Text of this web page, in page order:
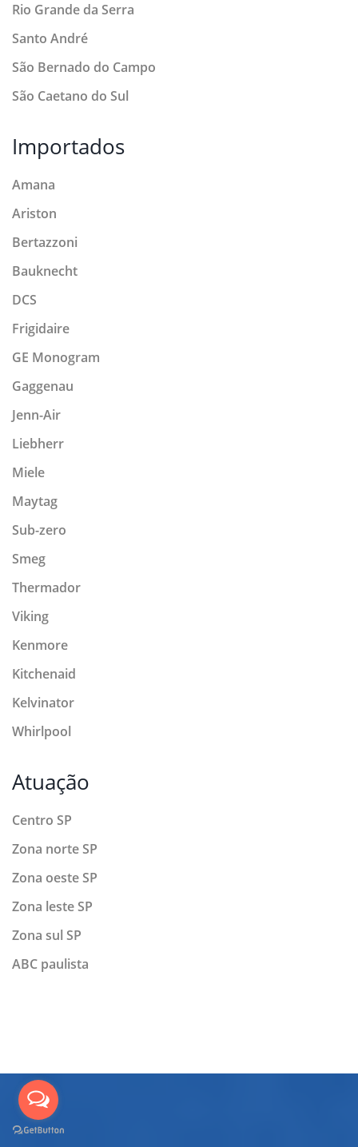
Rio Grande da Serra
Santo André
São Bernado do Campo
São Caetano do Sul
Importados
Amana
Ariston
Bertazzoni
Bauknecht
DCS
Frigidaire
GE Monogram
Gaggenau
Jenn-Air
Liebherr
Miele
Maytag
Sub-zero
Smeg
Thermador
Viking
Kenmore
Kitchenaid
Kelvinator
Whirlpool
Atuação
Centro SP
Zona norte SP
Zona oeste SP
Zona leste SP
Zona sul SP
ABC paulista